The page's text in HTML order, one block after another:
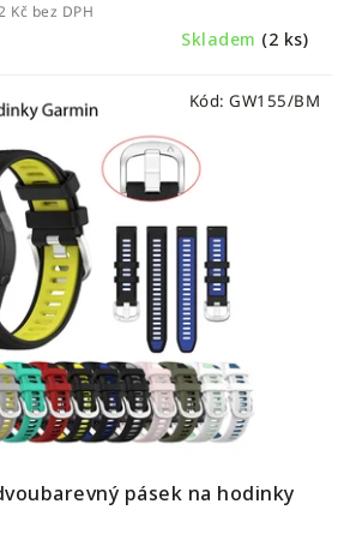
Skladem (2 ks)
Kč bez DPH
pásek na hodinky
Kód: GW155/BM